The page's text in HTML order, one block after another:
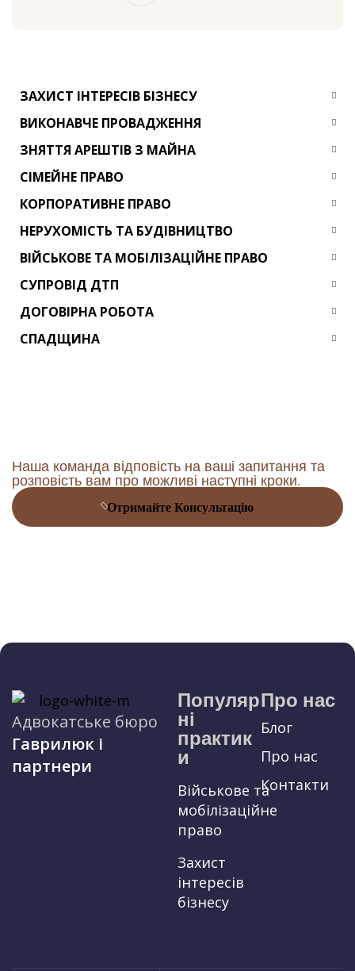
ЗАХИСТ ІНТЕРЕСІВ БІЗНЕСУ
ВИКОНАВЧЕ ПРОВАДЖЕННЯ
ЗНЯТТЯ АРЕШТІВ З МАЙНА
СІМЕЙНЕ ПРАВО
КОРПОРАТИВНЕ ПРАВО
НЕРУХОМІСТЬ ТА БУДІВНИЦТВО
ВІЙСЬКОВЕ ТА МОБІЛІЗАЦІЙНЕ ПРАВО
СУПРОВІД ДТП
ДОГОВІРНА РОБОТА
СПАДЩИНА
Наша команда відповість на ваші запитання та
розповість вам про можливі наступні кроки.
Отримайте Консультацію
Адвокатське бюро
Гаврилюк і
партнери
Популяр
ні
практик
и
Військове та
мобілізаційне
право
Захист
інтересів
бізнесу
Про нас
Блог
Про нас
Контакти